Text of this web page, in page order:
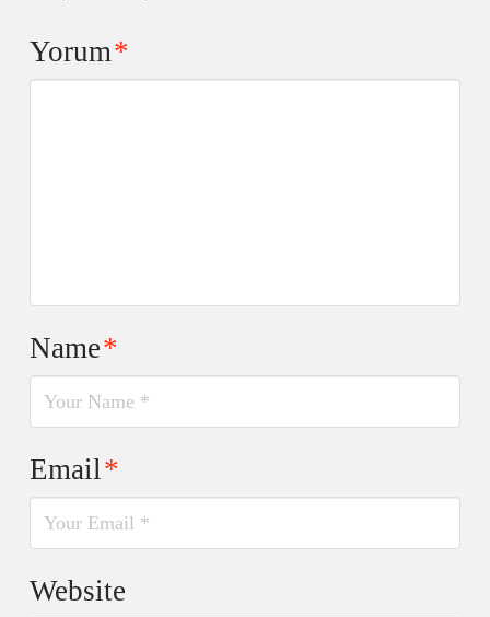
Yorum*
Name*
Email*
Website